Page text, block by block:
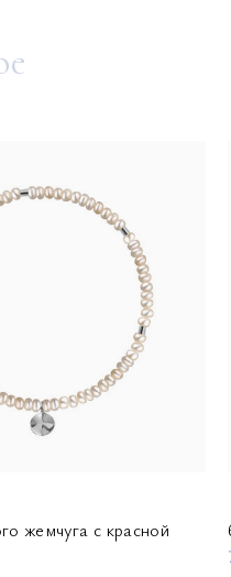
жемчуга с красной